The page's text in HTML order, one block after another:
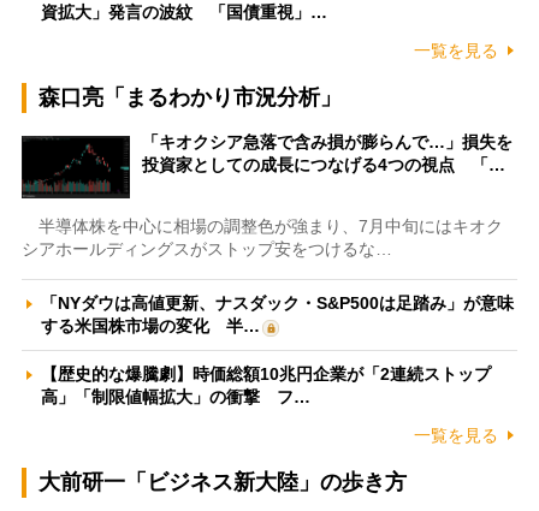
資拡大」発言の波紋 「国債重視」…
一覧を見る
森口亮「まるわかり市況分析」
「キオクシア急落で含み損が膨らんで…」損失を
投資家としての成長につなげる4つの視点 「…
半導体株を中心に相場の調整色が強まり、7月中旬にはキオク
シアホールディングスがストップ安をつけるな…
「NYダウは高値更新、ナスダック・S&P500は足踏み」が意味
する米国株市場の変化 半…
【歴史的な爆騰劇】時価総額10兆円企業が「2連続ストップ
高」「制限値幅拡大」の衝撃 フ…
一覧を見る
大前研一「ビジネス新大陸」の歩き方